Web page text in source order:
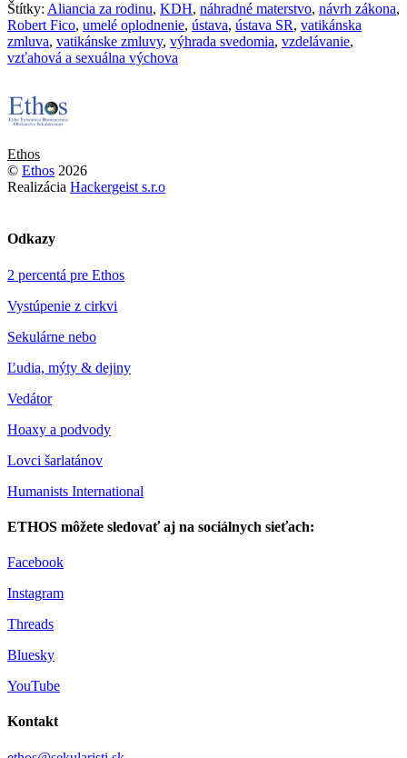
Štítky: Aliancia za rodinu, KDH, náhradné materstvo, návrh zákona,
Robert Fico, umelé oplodnenie, ústava, ústava SR, vatikánska
zmluva, vatikánske zmluvy, výhrada svedomia, vzdelávanie,
vzťahová a sexuálna výchova
Ethos
© Ethos 2026
Realizácia Hackergeist s.r.o
Odkazy
2 percentá pre Ethos
Vystúpenie z cirkvi
Sekulárne nebo
Ľudia, mýty & dejiny
Vedátor
Hoaxy a podvody
Lovci šarlatánov
Humanists International
ETHOS môžete sledovať aj na sociálnych sieťach:
Facebook
Instagram
Threads
Bluesky
YouTube
Kontakt